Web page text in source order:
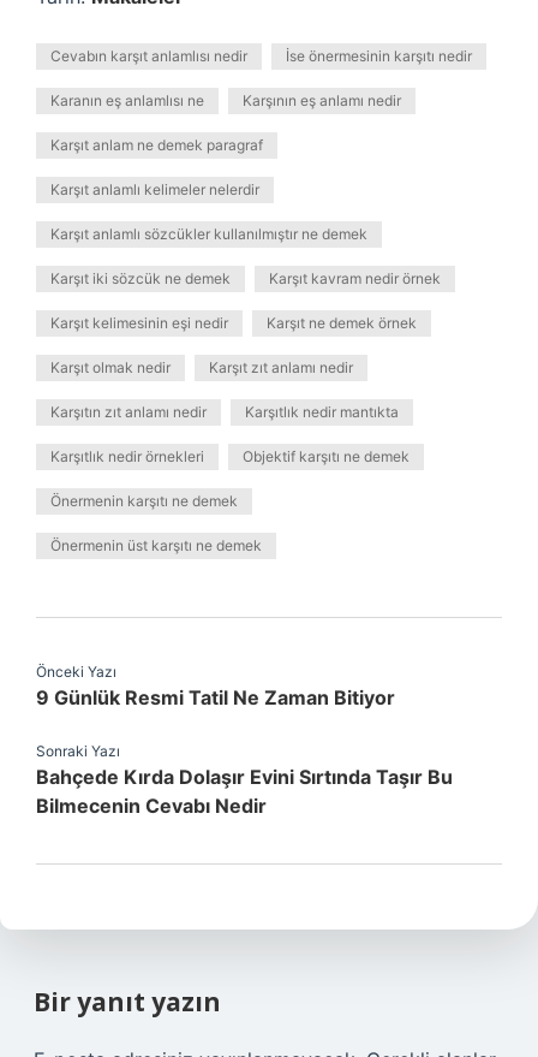
Cevabın karşıt anlamlısı nedir İse önermesinin karşıtı nedir
Karanın eş anlamlısı ne Karşının eş anlamı nedir
Karşıt anlam ne demek paragraf
Karşıt anlamlı kelimeler nelerdir
Karşıt anlamlı sözcükler kullanılmıştır ne demek
Karşıt iki sözcük ne demek Karşıt kavram nedir örnek
Karşıt kelimesinin eşi nedir Karşıt ne demek örnek
Karşıt olmak nedir Karşıt zıt anlamı nedir
Karşıtın zıt anlamı nedir Karşıtlık nedir mantıkta
Karşıtlık nedir örnekleri Objektif karşıtı ne demek
Önermenin karşıtı ne demek
Önermenin üst karşıtı ne demek
Önceki Yazı
9 Günlük Resmi Tatil Ne Zaman Bitiyor
Sonraki Yazı
Bahçede Kırda Dolaşır Evini Sırtında Taşır Bu
Bilmecenin Cevabı Nedir
Bir yanıt yazın